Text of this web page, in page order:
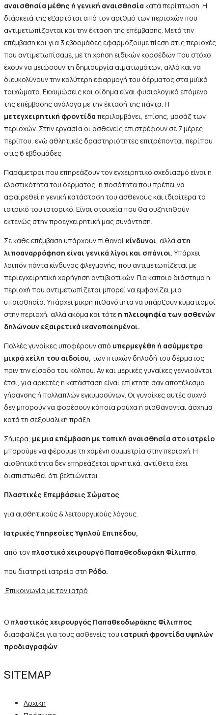
αναισθησία μέθης ή γενική αναισθησία κατά περίπτωση. Η
διάρκειά της εξαρτάται από τον αριθμό των περιοχών που
αντιμετωπίζονται και την έκταση της επέμβασης. Μετά την
επέμβαση και για 3 εβδομάδες εφαρμόζουμε πίεση στις περιοχές
που αντιμετωπίσαμε, με τη χρήση ειδικών κορσέδων που στόχο
έχουν να μειώσουν τη δημιουργία αιματωμάτων, αλλά και να
διευκολύνουν την καλύτερη εφαρμογή του δέρματος στα μυϊκά
τοιχώματα. Εκχυμώσεις και οίδημα είναι φυσιολογικά επόμενα
της επέμβασης ανάλογα με την έκτασή της πάντα. Η
μετεγχειρητική φροντίδα περιλαμβάνει, επίσης, μασάζ των
περιοχών. Στην εργασία οι ασθενείς επιστρέφουν σε 7 μέρες
περίπου, ενώ αθλητικές δραστηριότητες επιτρέπονται περίπου
στις 6 εβδομάδες.
Παράμετροι που επηρεάζουν τον εγχειρητικό σχεδιασμό είναι η
ελαστικότητα του δέρματος, η ποσότητα που πρέπει να
αφαιρεθεί η γενική κατάσταση του ασθενούς και ιδιαίτερα το
ιατρικό του ιστορικό. Είναι στοιχεία που θα συζητηθούν
εκτενώς στην προεγχειρητική μας συνάντηση.
Σε κάθε επέμβαση υπάρχουν πιθανοί κίνδυνοι , αλλά στη
λιποαναρρόφηση είναι γενικά λίγοι και σπάνιοι . Υπάρχει
λοιπόν πάντα κίνδυνος φλεγμονής, που αντιμετωπίζεται με
περιεγχειρητική χορήγηση αντιβιοτικών. Για κάποιο διάστημα η
περιοχή που αντιμετωπίζεται μπορεί να εμφανίζει μια
υπαισθησία. Υπάρχει μικρή πιθανότητα να υπάρξουν κυματισμοί
στην περιοχή, αλλά ακόμα και τότε η πλειοψηφία των ασθενών
δηλώνουν εξαιρετικά ικανοποιημένοι.
Πολλές γυναίκες υποφέρουν από υπερμεγέθη ή ασύμμετρα
μικρά χείλη του αιδοίου, των πτυχών δηλαδή του δέρματος
πριν την είσοδο του κόλπου. Αν και μερικές γυναίκες γεννιούνται
έτσι, για αρκετές η κατάσταση είναι επίκτητη σαν αποτέλεσμα
γήρανσης ή πολλαπλών εγκυμοσύνων. Οι γυναίκες αυτές συχνά
δεν μπορούν να φορέσουν κάποια ρούχα ή αισθάνονται άσχημα
κατά τη σεξουαλική πράξη.
Σήμερα, με μια επέμβαση με τοπική αναισθησία στο ιατρείο
μπορούμε να φέρουμε τη χαμένη συμμετρία στην περιοχή. Η
αισθητικότητα δεν επηρεάζεται αρνητικά, αντίθετα έχει
διαπιστωθεί ότι βελτιώνεται.
Πλαστικές Επεμβάσεις Σώματος
για αισθητικούς & λειτουργικούς λόγους.
Ιατρικές Υπηρεσίες Υψηλού Επιπέδου,
από τον πλαστικό χειρουργό Παπαθεοδωράκη Φίλιππο
που διατηρεί ιατρείο στη Ρόδο.
Επικοινωνία με τον ιατρό
Ο πλαστικός χειρουργός Παπαθεοδωράκης Φίλιππος
διασφαλίζει για τους ασθενείς του ιατρική φροντίδα υψηλών
προδιαγραφών
SITEMAP
Αρχική